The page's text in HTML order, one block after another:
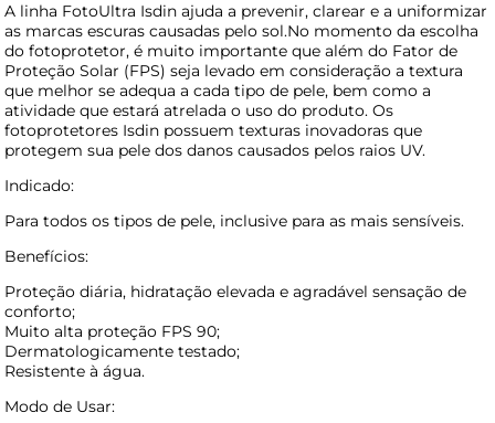
A linha FotoUltra Isdin ajuda a prevenir, clarear e a uniformizar
as marcas escuras causadas pelo sol.No momento da escolha
do fotoprotetor, é muito importante que além do Fator de
Proteção Solar (FPS) seja levado em consideração a textura
que melhor se adequa a cada tipo de pele, bem como a
atividade que estará atrelada o uso do produto. Os
fotoprotetores Isdin possuem texturas inovadoras que
protegem sua pele dos danos causados pelos raios UV.
Indicado:
Para todos os tipos de pele, inclusive para as mais sensíveis.
Benefícios:
Proteção diária, hidratação elevada e agradável sensação de
conforto;
Muito alta proteção FPS 90;
Dermatologicamente testado;
Resistente à água.
Modo de Usar: